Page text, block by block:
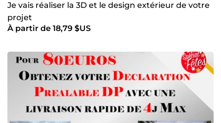
Je vais réaliser la 3D et le design extérieur de votre
projet
À partir de 18,79 $US